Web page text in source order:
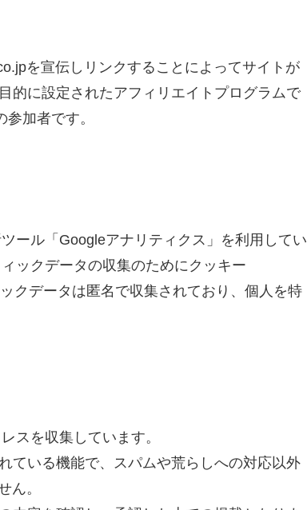
を宣伝しリンクすることによってサイトが
的に設定されたアフィリエイトプログラムで
加者です。
ール「Googleアナリティクス」を利用してい
ックデータの収集のためにクッキー
クデータは匿名で収集されており、個人を特
スを収集しています。
ている機能で、スパムや荒らしへの対応以外
ん。